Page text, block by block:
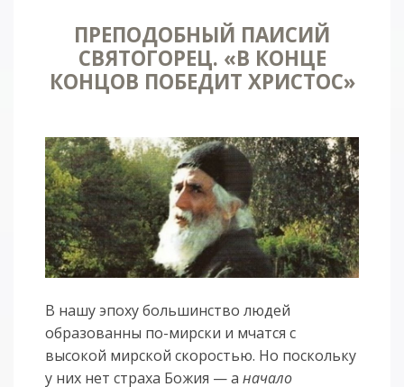
ПРЕПОДОБНЫЙ ПАИСИЙ
СВЯТОГОРЕЦ. «В КОНЦЕ
КОНЦОВ ПОБЕДИТ ХРИСТОС»
В нашу эпоху большинство людей
образованны по-мирски и мчатся с
высокой мирской скоростью. Но поскольку
у них нет страха Божия — аначало